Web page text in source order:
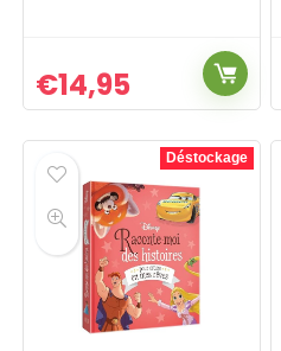
€14,95
Déstockage